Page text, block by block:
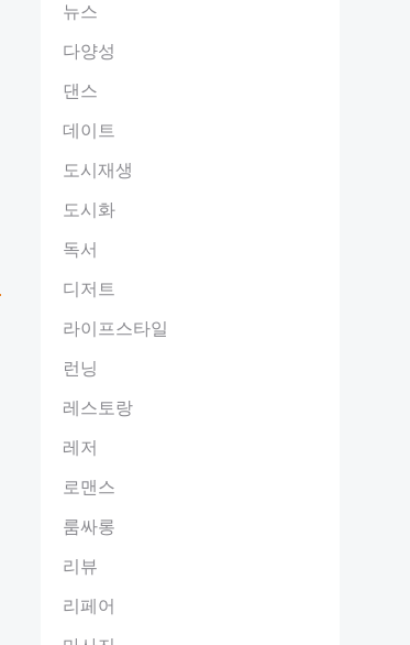
뉴스
다양성
댄스
데이트
도시재생
도시화
독서
디저트
라이프스타일
런닝
레스토랑
레저
로맨스
룸싸롱
리뷰
리페어